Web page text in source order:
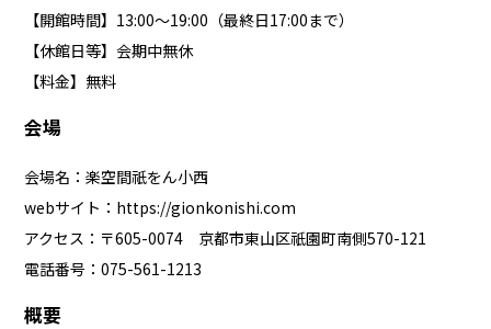
【開館時間】13:00〜19:00（最終日17:00まで）
【休館日等】会期中無休
【料金】無料
会場
会場名：楽空間祇をん小西
webサイト： https://gionkonishi.com
アクセス：〒605-0074 京都市東山区祇園町南側570-121
電話番号：075-561-1213
概要